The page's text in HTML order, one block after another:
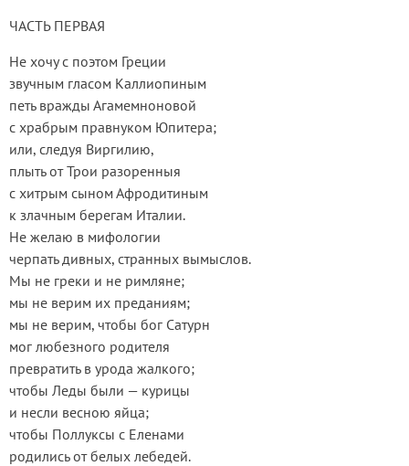
ЧАСТЬ ПЕРВАЯ
He хочу с поэтом Греции
звучным гласом Каллиопиным
петь вражды Агамемноновой
с храбрым правнуком Юпитера;
или, следуя Виргилию,
плыть от Трои разоренныя
с хитрым сыном Афродитиным
к злачным берегам Италии.
Не желаю в мифологии
черпать дивных, странных вымыслов.
Мы не греки и не римляне;
мы не верим их преданиям;
мы не верим, чтобы бог Сатурн
мог любезного родителя
превратить в урода жалкого;
чтобы Леды были — курицы
и несли весною яйца;
чтобы Поллуксы с Еленами
родились от белых лебедей.